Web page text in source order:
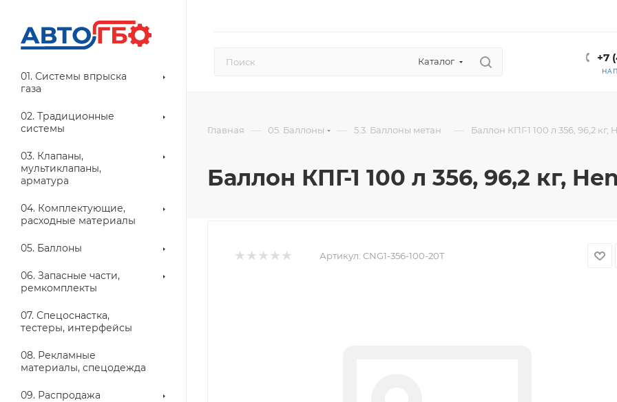
Каталог +7
01. Системы впрыска
газа
02. Традиционные
системы
03. Клапаны,
мультиклапаны,
арматура
04. Комплектующие,
расходные материалы
05. Баллоны
06. Запасные части,
ремкомплекты
07. Спецоснастка,
тестеры, интерфейсы
08. Рекламные
материалы, спецодежда
09. Распродажа
Главная — 05. Баллоны — 5.3. Баллоны метан — Баллон КПГ-1 100 л 356, 96,2 кг,
Баллон КПГ-1 100 л 356, 96,2 кг,
Артикул: CNG1-356-100-20Т